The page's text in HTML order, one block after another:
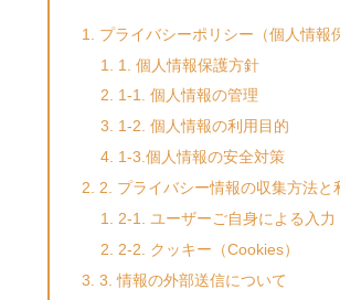
プライバシーポリシー（個人情報
1. 個人情報保護方針
1-1. 個人情報の管理
1-2. 個人情報の利用目的
1-3.個人情報の安全対策
2. プライバシー情報の収集方法と
2-1. ユーザーご自身による入力
2-2. クッキー（Cookies）
3. 情報の外部送信について